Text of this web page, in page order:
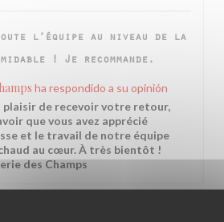
l’équipe au niveau de la
! Je recommande.
ha respondido a su opinión
plaisir de recevoir votre retour,
que vous avez apprécié
et le travail de notre équipe
au cœur. À très bientôt !
des Champs